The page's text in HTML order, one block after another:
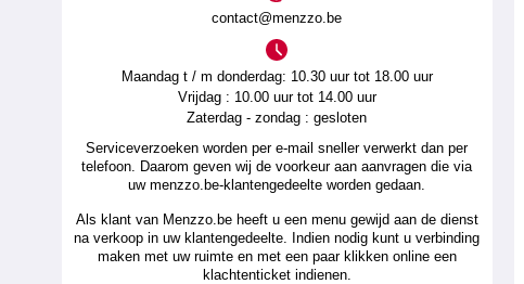
contact@menzzo.be
Maandag t / m donderdag: 10.30 uur tot 18.00 uur
Vrijdag : 10.00 uur tot 14.00 uur
Zaterdag - zondag : gesloten
Serviceverzoeken worden per e-mail sneller verwerkt dan per
telefoon. Daarom geven wij de voorkeur aan aanvragen die via
uw menzzo.be-klantengedeelte worden gedaan.
Als klant van Menzzo.be heeft u een menu gewijd aan de dienst
na verkoop in uw klantengedeelte. Indien nodig kunt u verbinding
maken met uw ruimte en met een paar klikken online een
klachtenticket indienen.